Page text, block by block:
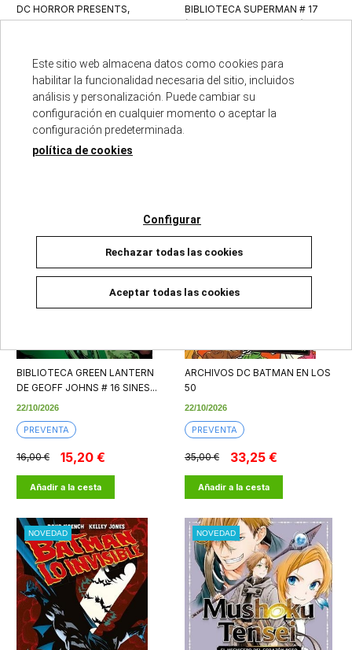
DC HORROR PRESENTS,
CREATURE COMMANDOS
PREVENTA
22,00 € 20,90 €
Añadir a la cesta
BIBLIOTECA SUPERMAN # 17
(PORTADA PROVISIONAL)
PREVENTA
16,00 € 15,20 €
BIBLIOTECA GREEN LANTERN
DE GEOFF JOHNS # 16 SINES...
22/10/2026
PREVENTA
16,00 € 15,20 €
Añadir a la cesta
ARCHIVOS DC BATMAN EN LOS
50
22/10/2026
PREVENTA
35,00 € 33,25 €
Añadir a la cesta
NOVEDAD NOVEDAD
Este sitio web almacena datos como cookies para
habilitar la funcionalidad necesaria del sitio, incluidos
análisis y personalización. Puede cambiar su
configuración en cualquier momento o aceptar la
configuración predeterminada.
política de cookies
Configurar
Rechazar todas las cookies
Aceptar todas las cookies